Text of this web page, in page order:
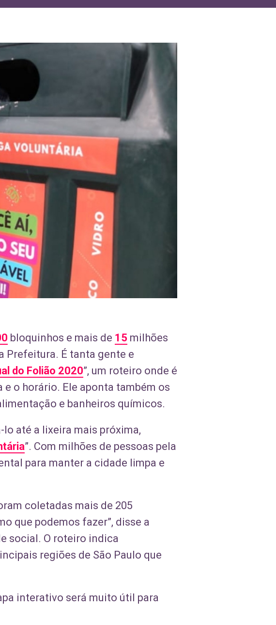
bloquinhos e mais de 15 milhões
Prefeitura. É tanta gente e
do Folião 2020”, um roteiro onde é
o horário. Ele aponta também os
e banheiros químicos.
até a lixeira mais próxima,
”. Com milhões de pessoas pela
para manter a cidade limpa e
coletadas mais de 205
que podemos fazer”, disse a
social. O roteiro indica
regiões de São Paulo que
interativo será muito útil para